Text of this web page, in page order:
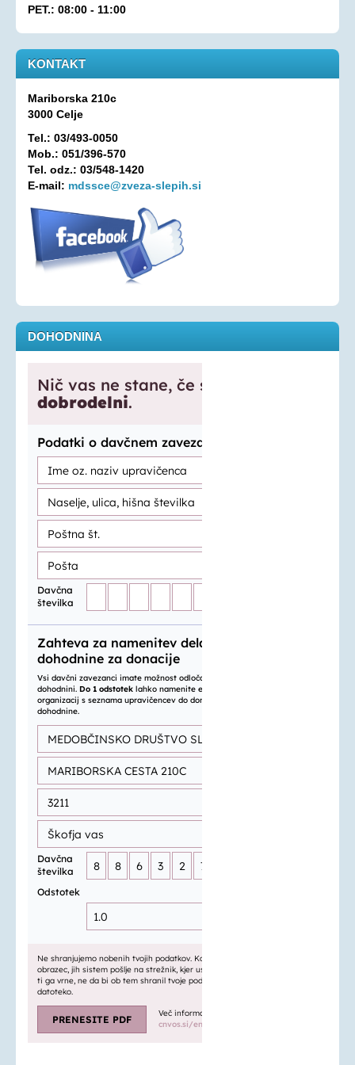
OSEBNA ASISTENCA
PET.: 08:00 - 11:00
KONTAKT
Mariborska 210c
3000 Celje
Tel.: 03/493-0050
Mob.: 051/396-570
Tel. odz.: 03/548-1420
E-mail: mdssce@zveza-slepih.si
DOHODNINA